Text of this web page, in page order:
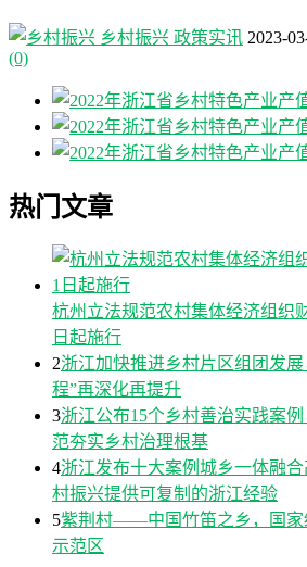
乡村振兴 政策实讯 2023-
(0)
热门文章
杭州立法规范农村集体经济组织
日起施行
2浙江加快推进乡村片区组团发
程”再深化再提升
3浙江公布15个乡村善治实践案
范夯实乡村治理根基
4浙江发布十大案例城乡一体融
村振兴提供可复制的浙江经验
5紫荆村——中国竹笛之乡，国家
示范区